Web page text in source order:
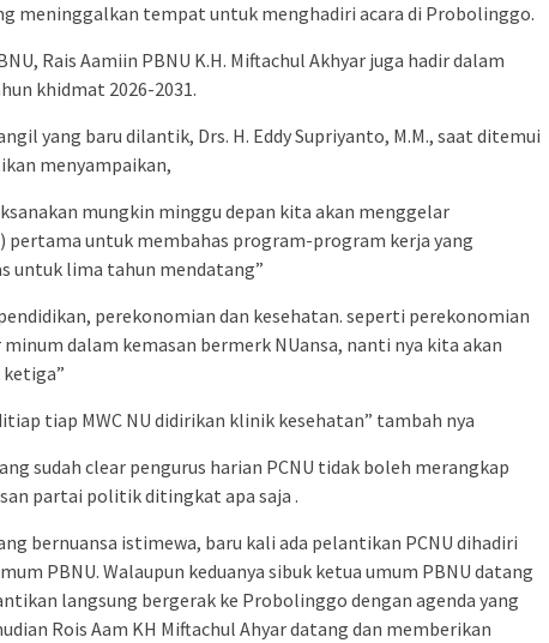
meninggalkan tempat untuk menghadiri acara di Probolinggo.
Rais Aamiin PBNU K.H. Miftachul Akhyar juga hadir dalam
khidmat 2026-2031.
yang baru dilantik, Drs. H. Eddy Supriyanto, M.M., saat ditemui
menyampaikan,
mungkin minggu depan kita akan menggelar
pertama untuk membahas program-program kerja yang
untuk lima tahun mendatang”
perekonomian dan kesehatan. seperti perekonomian
dalam kemasan bermerk NUansa, nanti nya kita akan
tiap MWC NU didirikan klinik kesehatan” tambah nya
sudah clear pengurus harian PCNU tidak boleh merangkap
partai politik ditingkat apa saja .
bernuansa istimewa, baru kali ada pelantikan PCNU dihadiri
PBNU. Walaupun keduanya sibuk ketua umum PBNU datang
langsung bergerak ke Probolinggo dengan agenda yang
Rois Aam KH Miftachul Ahyar datang dan memberikan